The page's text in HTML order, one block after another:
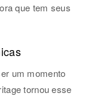
que tem seus
um momento
tornou esse